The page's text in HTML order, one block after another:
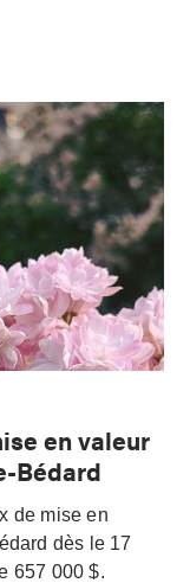
en valeur
Bédard
de mise en
dès le 17
657 000 $.